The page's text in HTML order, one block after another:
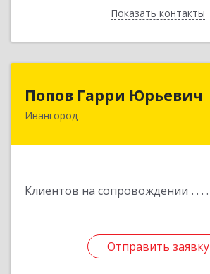
Показать контакты
Назад
Попов Гарри Юрьевич
Ивангород
Клиентов на сопровождении
Отправить заявку
Отправить заявку